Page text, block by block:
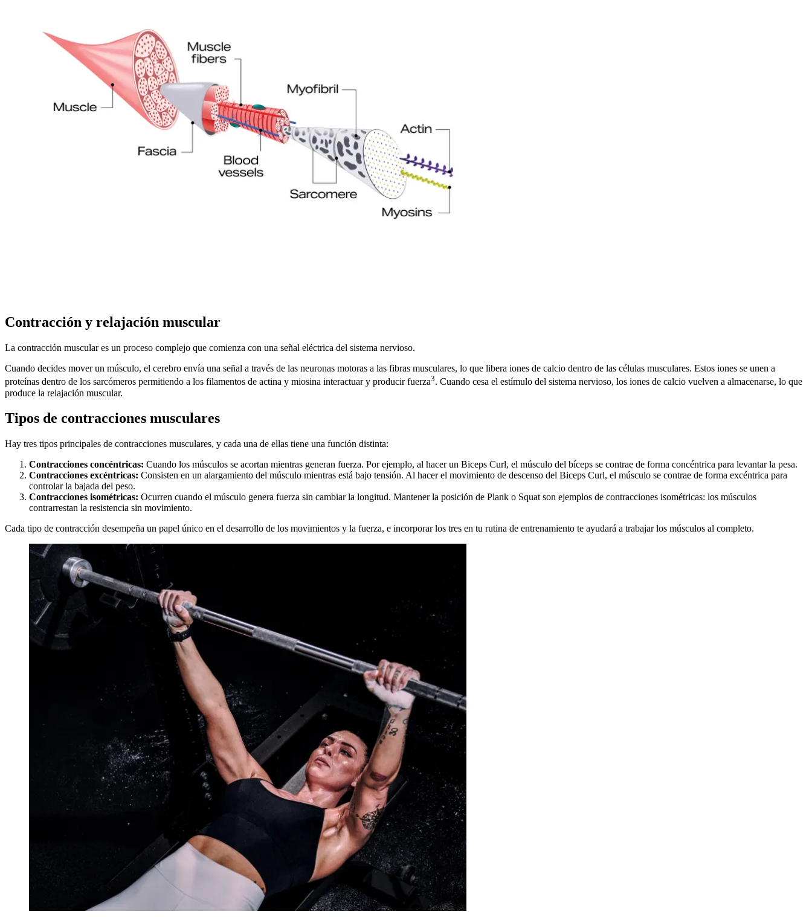
Contracción y relajación muscular
La contracción muscular es un proceso complejo que comienza con una señal eléctrica del sistema nervioso.
Cuando decides mover un músculo, el cerebro envía una señal a través de las neuronas motoras a las fibras musculares, lo que libera iones de calcio dentro de las células musculares. Estos iones se unen a
proteínas dentro de los sarcómeros permitiendo a los filamentos de actina y miosina interactuar y producir fuerza3. Cuando cesa el estímulo del sistema nervioso, los iones de calcio vuelven a almacenarse, lo que
produce la relajación muscular.
Tipos de contracciones musculares
Hay tres tipos principales de contracciones musculares, y cada una de ellas tiene una función distinta:
Contracciones concéntricas: Cuando los músculos se acortan mientras generan fuerza. Por ejemplo, al hacer un Biceps Curl, el músculo del bíceps se contrae de forma concéntrica para levantar la pesa.
Contracciones excéntricas: Consisten en un alargamiento del músculo mientras está bajo tensión. Al hacer el movimiento de descenso del Biceps Curl, el músculo se contrae de forma excéntrica para
controlar la bajada del peso.
Contracciones isométricas: Ocurren cuando el músculo genera fuerza sin cambiar la longitud. Mantener la posición de Plank o Squat son ejemplos de contracciones isométricas: los músculos
contrarrestan la resistencia sin movimiento.
Cada tipo de contracción desempeña un papel único en el desarrollo de los movimientos y la fuerza, e incorporar los tres en tu rutina de entrenamiento te ayudará a trabajar los músculos al completo.